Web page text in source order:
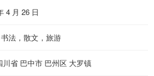
4 月 26 日
法，散文，旅游
川省 巴中市 巴州区 大罗镇